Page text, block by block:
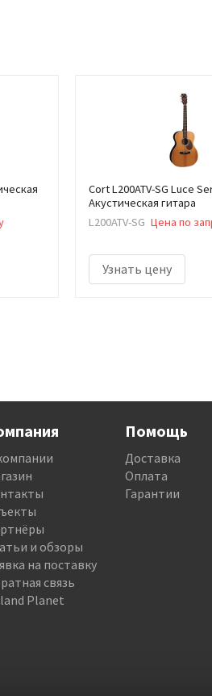
Cort L200ATV-SG Luce
Акустическая гитара
L200ATV-SG Цена по
Узнать цену
и обзоры
на поставку
связь
Planet
Помощь
Доставка
Оплата
Гарантии